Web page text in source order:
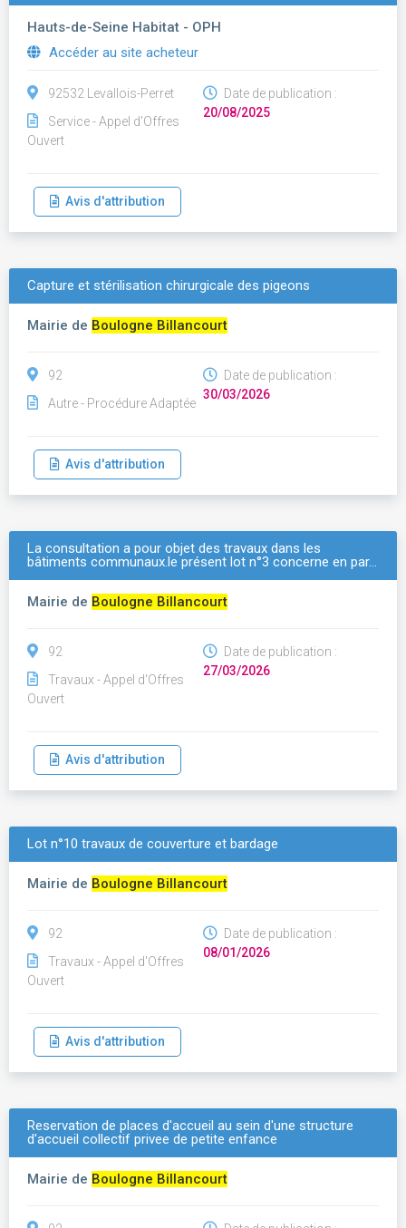
Hauts-de-Seine Habitat - OPH
Accéder au site acheteur
92532 Levallois-Perret
Service - Appel d'Offres
Ouvert
Date de publication :
20/08/2025
Avis d'attribution
Capture et stérilisation chirurgicale des pigeons
Mairie de Boulogne Billancourt
92
Autre - Procédure Adaptée
Date de publication :
30/03/2026
Avis d'attribution
La consultation a pour objet des travaux dans les
bâtiments communaux.le présent lot n°3 concerne en par…
Mairie de Boulogne Billancourt
92
Travaux - Appel d'Offres
Ouvert
Date de publication :
27/03/2026
Avis d'attribution
Lot n°10 travaux de couverture et bardage
Mairie de Boulogne Billancourt
92
Travaux - Appel d'Offres
Ouvert
Date de publication :
08/01/2026
Avis d'attribution
Reservation de places d'accueil au sein d'une structure
d'accueil collectif privee de petite enfance
Mairie de Boulogne Billancourt